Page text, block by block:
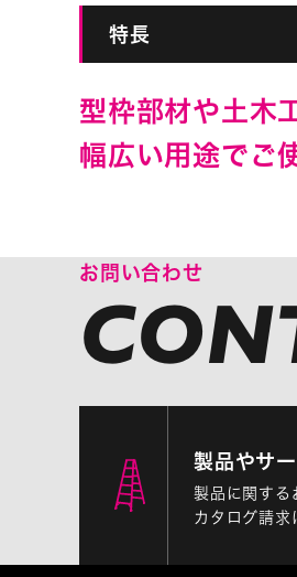
特長
型枠部材や土木
幅広い用途でご
お問い合わせ
製品やサ
製品に関する
カタログ請求